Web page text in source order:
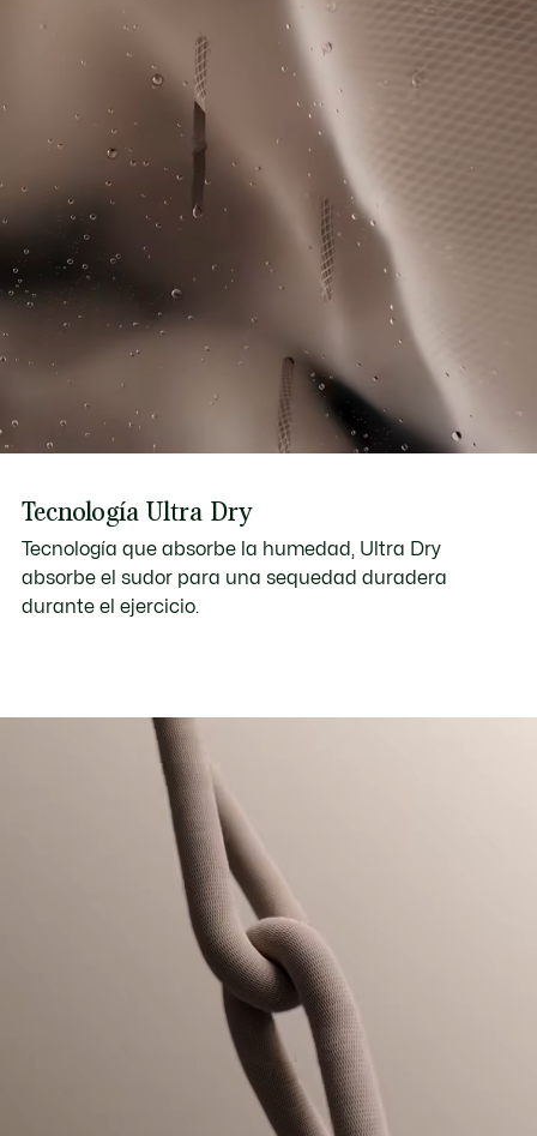
Tecnología Ultra Dry
Tecnología que absorbe la humedad, Ultra Dry
absorbe el sudor para una sequedad duradera
durante el ejercicio.